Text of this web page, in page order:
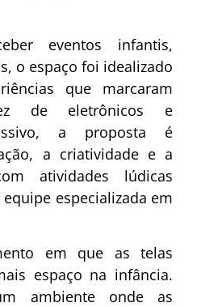
eventos infantis,
o espaço foi idealizado
que marcaram
de eletrônicos e
a proposta é
a criatividade e a
atividades lúdicas
especializada em
em que as telas
espaço na infância.
ambiente onde as